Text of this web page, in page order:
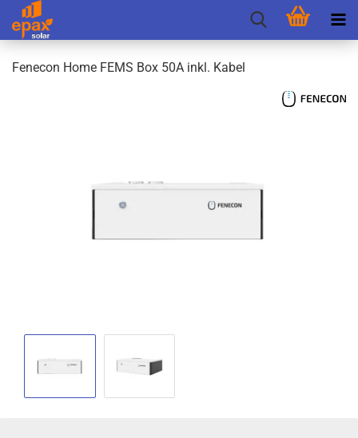
Fen­e­con Home FEMS Box 50A inkl. Kabel